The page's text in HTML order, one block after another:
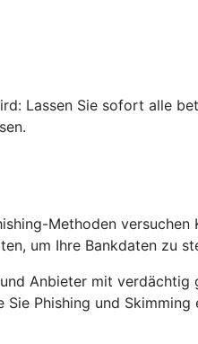
Lassen Sie sofort alle
Methoden versuchen
um Ihre Bankdaten zu
Anbieter mit
Phishing und